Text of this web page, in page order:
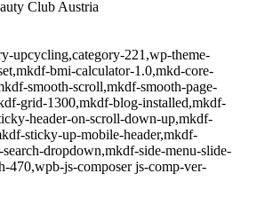
Club Austria
upcycling,category-221,wp-theme-
bmi-calculator-1.0,mkd-core-
smooth-scroll,mkdf-smooth-page-
grid-1300,mkdf-blog-installed,mkdf-
header-on-scroll-down-up,mkdf-
sticky-up-mobile-header,mkdf-
dropdown,mkdf-side-menu-slide-
470,wpb-js-composer js-comp-ver-